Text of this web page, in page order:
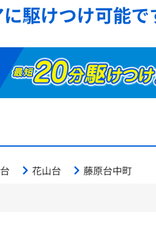
駆けつけ可能で
花山台
藤原台中町